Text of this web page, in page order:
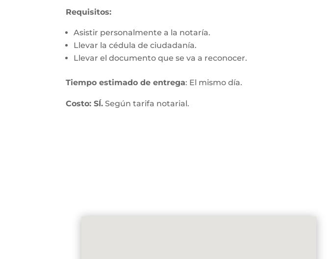
Requisitos:
Asistir personalmente a la notaría.
Llevar la cédula de ciudadanía.
Llevar el documento que se va a reconocer.
Tiempo estimado de entrega: El mismo día.
Costo: SÍ. Según tarifa notarial.